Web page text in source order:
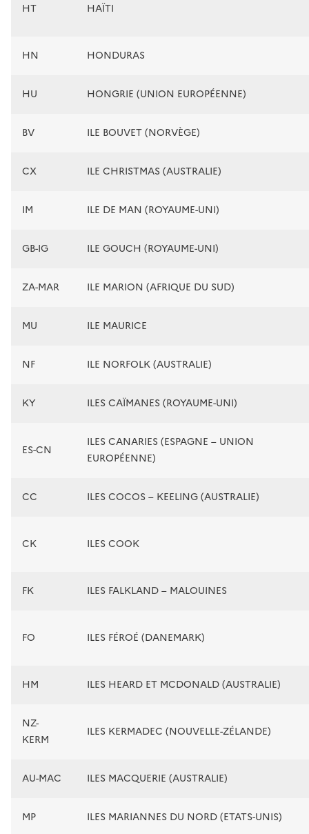
HT HAÏTI
HN HONDURAS
HU HONGRIE (UNION EUROPÉENNE)
BV ILE BOUVET (NORVÈGE)
CX ILE CHRISTMAS (AUSTRALIE)
IM ILE DE MAN (ROYAUME-UNI)
GB-IG ILE GOUCH (ROYAUME-UNI)
ZA-MAR ILE MARION (AFRIQUE DU SUD)
MU ILE MAURICE
NF ILE NORFOLK (AUSTRALIE)
KY ILES CAÏMANES (ROYAUME-UNI)
ES-CN
ILES CANARIES (ESPAGNE – UNION
EUROPÉENNE)
CC ILES COCOS – KEELING (AUSTRALIE)
CK ILES COOK
FK ILES FALKLAND – MALOUINES
FO ILES FÉROÉ (DANEMARK)
HM ILES HEARD ET MCDONALD (AUSTRALIE)
NZ-
KERM
ILES KERMADEC (NOUVELLE-ZÉLANDE)
AU-MAC ILES MACQUERIE (AUSTRALIE)
MP ILES MARIANNES DU NORD (ETATS-UNIS)